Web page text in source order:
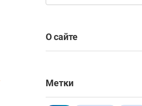
О сайте
Метки